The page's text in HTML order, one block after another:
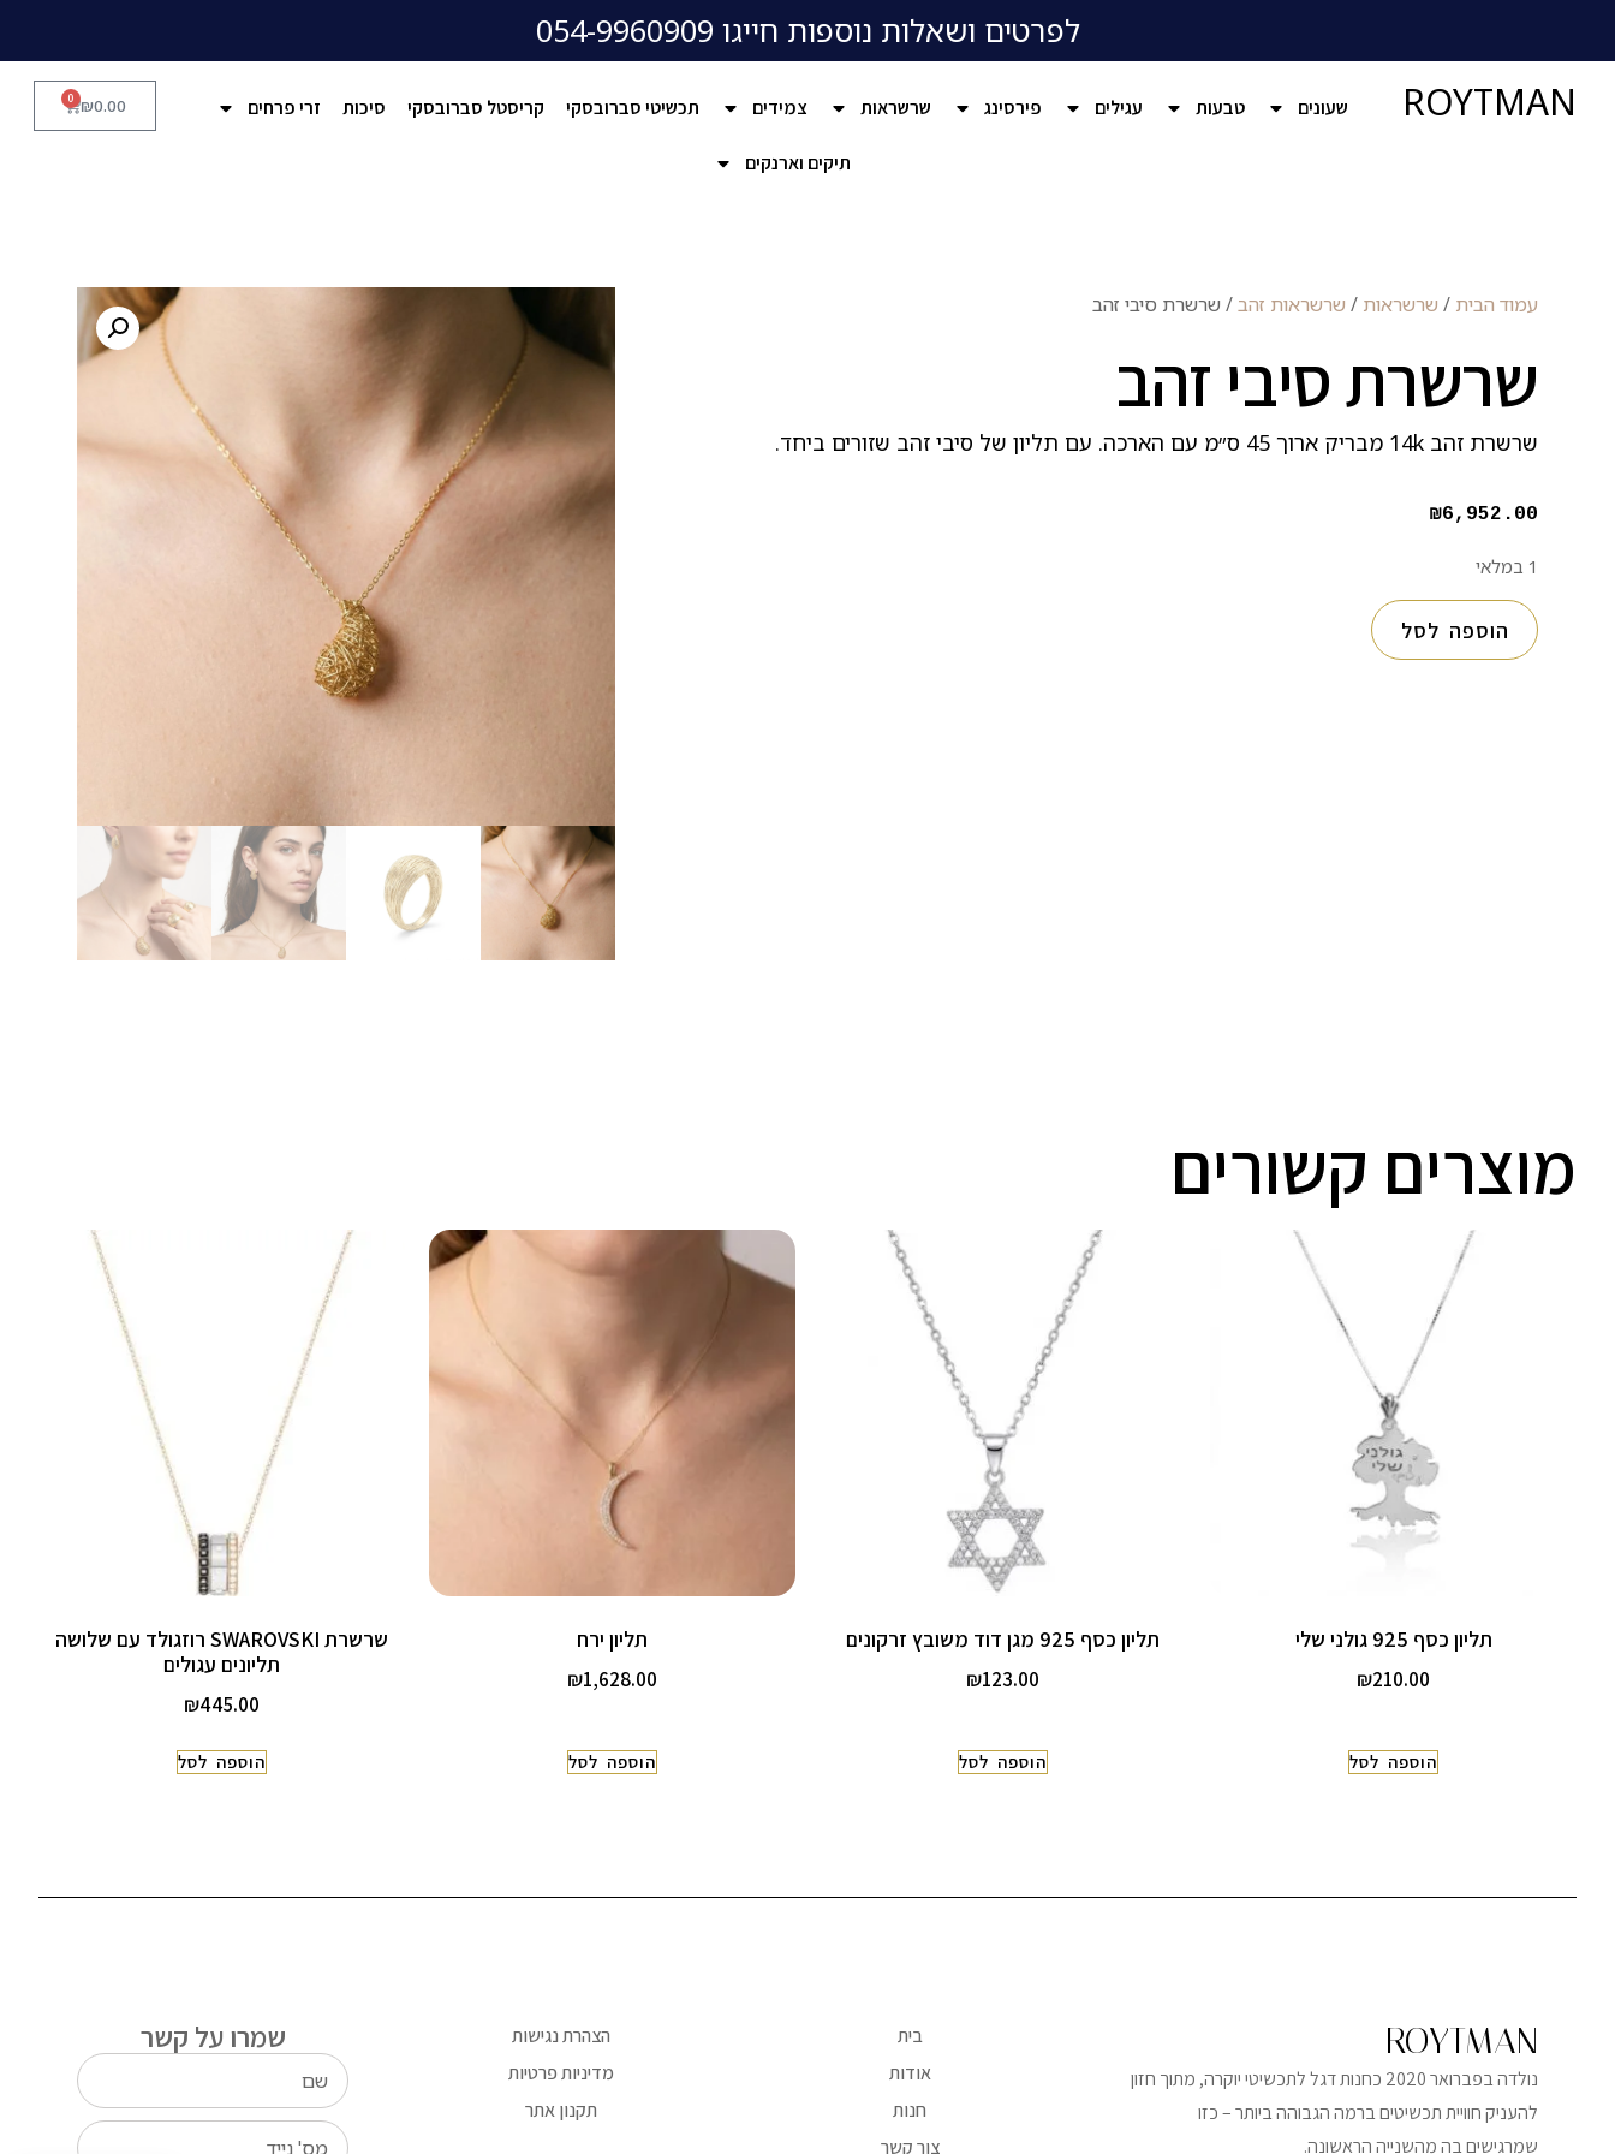
לפרטים ושאלות נוספות חייגו 054-9960909
ROYTMAN שעונים טבעות עגילים פירסינג שרשראות צמידים תכשיטי סברובסקי קריסטל סברובסקי סיכות זרי פרחים
תיקים וארנקים
₪0.00
0
עמוד הבית / שרשראות / שרשראות זהב/ שרשרת סיבי זהב
שרשרת סיבי זהב
שרשרת זהב 14k מבריק ארוך 45 ס״מ עם הארכה. עם תליון של סיבי זהב שזורים ביחד.
₪6,952.00
1 במלאי
הוספה לסל
מוצרים קשורים
תליון כסף 925 גולני שלי
₪210.00
הוספה לסל
תליון כסף 925 מגן דוד משובץ זרקונים
₪123.00
הוספה לסל
תליון ירח
₪1,628.00
הוספה לסל
שרשרת SWAROVSKI רוזגולד עם שלושה
תליונים עגולים
₪445.00
הוספה לסל
ROYTMAN
נולדה בפברואר 2020 כחנות דגל לתכשיטי יוקרה, מתוך חזון
להעניק חוויית תכשיטים ברמה הגבוהה ביותר – כזו
שמרגישים בה מהשנייה הראשונה.
בית
אודות
חנות
צור קשר
הצהרת נגישות
מדיניות פרטיות
תקנון אתר
שמרו על קשר